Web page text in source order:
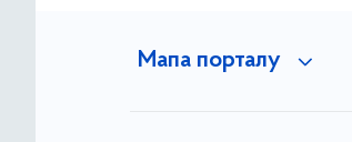
Мапа порталу